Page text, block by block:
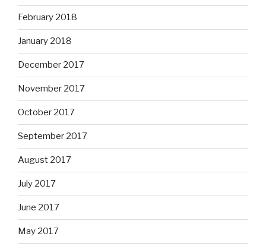
February 2018
January 2018
December 2017
November 2017
October 2017
September 2017
August 2017
July 2017
June 2017
May 2017